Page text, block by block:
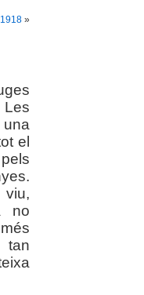
»
Les
el
viu,
no
tan